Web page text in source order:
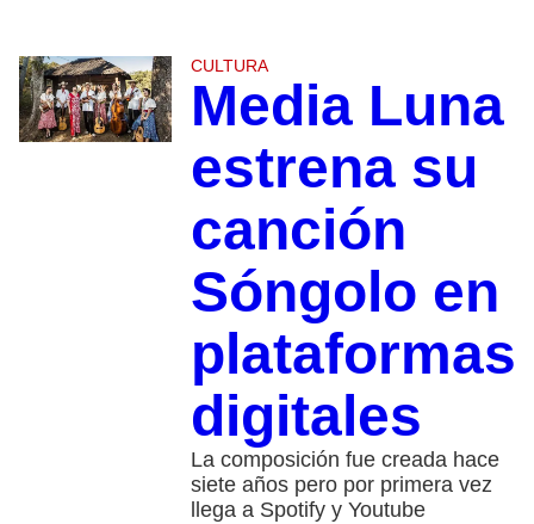
CULTURA
Media Luna
estrena su
canción
Sóngolo en
plataformas
digitales
La composición fue creada hace
siete años pero por primera vez
llega a Spotify y Youtube